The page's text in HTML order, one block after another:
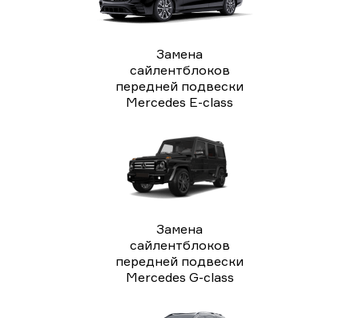
Замена
сайлентблоков
передней подвески
Mercedes E-class
Замена
сайлентблоков
передней подвески
Mercedes G-class